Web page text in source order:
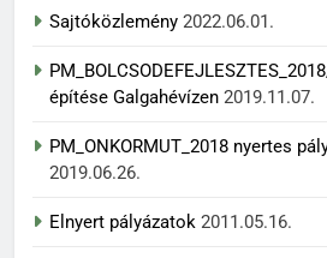
Sajtóközlemény 2022.06.01.
építése Galgahévízen 2019.11.07.
PM_ONKORMUT_2018 nyertes
2019.06.26.
Elnyert pályázatok 2011.05.16.